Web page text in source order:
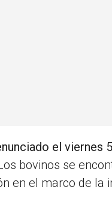
el viernes
bovinos se
en el marco de la